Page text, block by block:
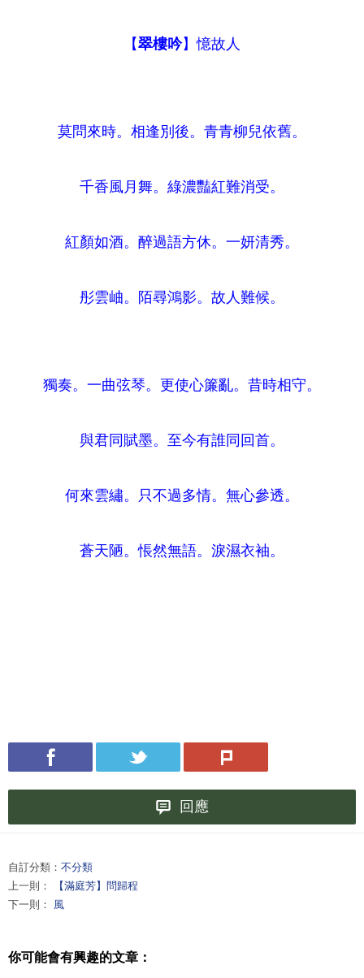
【翠樓吟】憶故人
莫問來時。相逢別後。青青柳兒依舊。
千香風月舞。綠濃豔紅難消受。
紅顏如酒。醉過語方休。一妍清秀。
彤雲岫。陌尋鴻影。故人難候。
獨奏。一曲弦琴。更使心簾亂。昔時相守。
與君同賦墨。至今有誰同回首。
何來雲繡。只不過多情。無心參透。
蒼天陋。悵然無語。淚濕衣袖。
回應
自訂分類： 不分類
上一則：
【滿庭芳】問歸程
下一則： 風
你可能會有興趣的文章：